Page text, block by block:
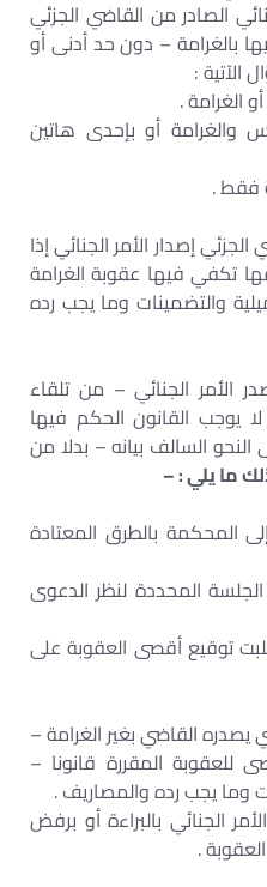
الصادر من القاضي الجزئي
بالغرامة – دون حد أدنى أو
الآتية :
الغرامة .
والغرامة أو بإحدى هاتين
فقط .
إصدار الأمر الجنائي إذا
تكفي فيها عقوبة الغرامة
والتضمينات وما يجب رده
الأمر الجنائي – من تلقاء
يوجب القانون الحكم فيها
النحو السالف بيانه – بدلا من
ما يلي : –
المحكمة بالطرق المعتادة
المحددة لنظر الدعوى
توقيع أقصى العقوبة على
يصدره القاضي بغير الغرامة –
للعقوبة المقررة قانونا –
وما يجب رده والمصاريف .
الجنائي بالبراءة أو برفض
.